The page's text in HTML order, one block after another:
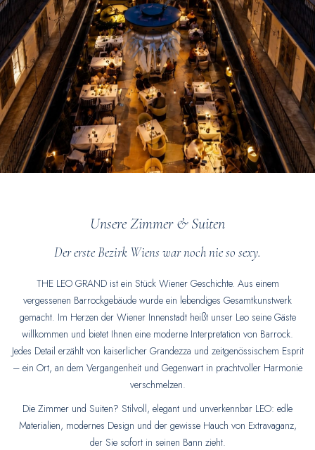
Unsere Zimmer & Suiten
Der erste Bezirk Wiens war noch nie so sexy.
THE LEO GRAND ist ein Stück Wiener Geschichte. Aus einem
vergessenen Barrockgebäude wurde ein lebendiges Gesamtkunstwerk
gemacht. Im Herzen der Wiener Innenstadt heißt unser Leo seine Gäste
willkommen und bietet Ihnen eine moderne Interpretation von Barrock.
Jedes Detail erzählt von kaiserlicher Grandezza und zeitgenössischem Esprit
– ein Ort, an dem Vergangenheit und Gegenwart in prachtvoller Harmonie
verschmelzen.
Die Zimmer und Suiten? Stilvoll, elegant und unverkennbar LEO: edle
Materialien, modernes Design und der gewisse Hauch von Extravaganz,
der Sie sofort in seinen Bann zieht.